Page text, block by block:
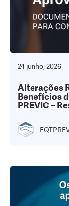
24 junho, 2026
Alterações
Benefícios
PREVIC –